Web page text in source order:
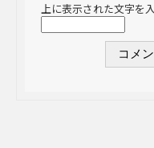
上に表示された文字を